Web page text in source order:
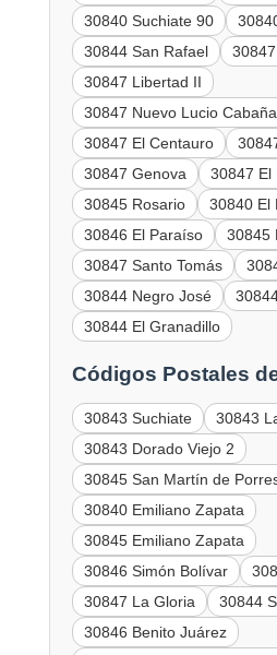
30840 Suchiate 90
30844 San Rafael
30847 Libertad II
30847 Nuevo Lucio
30847 El Centauro
30847 Genova
30847 El
30845 Rosario
30840 El
30846 El Paraíso
30845
30847 Santo Tomás
30844 Negro José
30844 El Granadillo
Códigos Postales
30843 Suchiate
30843
30843 Dorado Viejo 2
30845 San Martín de
30840 Emiliano Zapata
30845 Emiliano Zapata
30846 Simón Bolívar
30847 La Gloria
30844
30846 Benito Juárez